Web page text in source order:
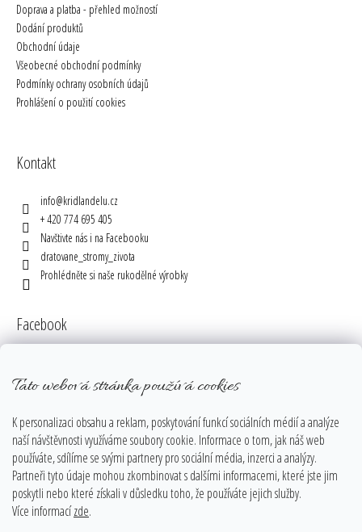
Tato webová stránka používá cookies
K personalizaci obsahu a reklam, poskytování funkcí sociálních médií a analýze
naší návštěvnosti využíváme soubory cookie. Informace o tom, jak náš web
používáte, sdílíme se svými partnery pro sociální média, inzerci a analýzy.
Partneři tyto údaje mohou zkombinovat s dalšími informacemi, které jste jim
poskytli nebo které získali v důsledku toho, že používáte jejich služby.
Více informacízde.
Doprava a platba - přehled možností
Dodání produktů
Obchodní údaje
Všeobecné obchodní podmínky
Podmínky ochrany osobních údajů
Prohlášení o použití cookies
Kontakt
info@kridlandelu.cz
+ 420 774 695 405
Navštivte nás i na Facebooku
dratovane_stromy_zivota
Prohlédněte si naše rukodělné výrobky
Facebook